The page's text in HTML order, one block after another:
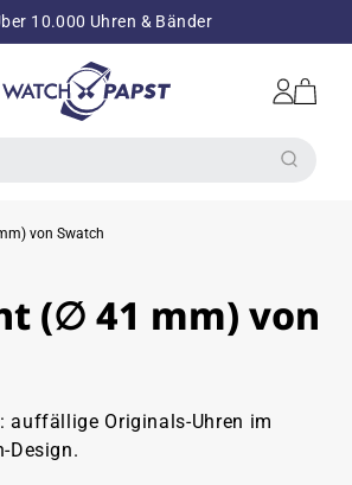
10.000 Uhren & Bänder
Einloggen
Warenkorb
von Swatch
(∅ 41 mm) von
auffällige Originals-Uhren im
Design.